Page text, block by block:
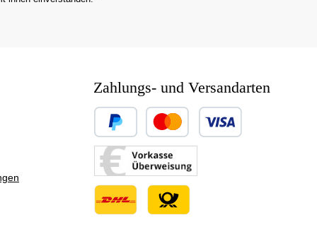
Zahlungs- und Versandarten
Benutzerdefiniertes Bild 1
Benutzerdefiniertes Bild 2
Benutzerdefiniertes Bild 3